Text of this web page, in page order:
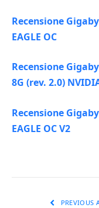
Recensione
EAGLE OC
Recensione
8G (rev. 2.0)
Recensione
EAGLE OC V2
PREVIOUS